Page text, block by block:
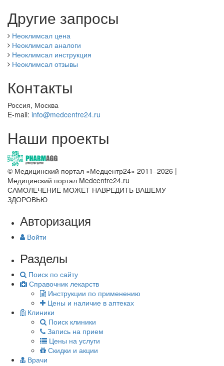
Другие запросы
Неоклимсал цена
Неоклимсал аналоги
Неоклимсал инструкция
Неоклимсал отзывы
Контакты
Россия, Москва
E-mail: info@medcentre24.ru
Наши проекты
© Медицинский портал «Медцентр24» 2011–2026 |
Медицинский портал Medcentre24.ru
САМОЛЕЧЕНИЕ МОЖЕТ НАВРЕДИТЬ ВАШЕМУ
ЗДОРОВЬЮ
Авторизация
Войти
Разделы
Поиск по сайту
Справочник лекарств
Инструкции по применению
Цены и наличие в аптеках
Клиники
Поиск клиники
Запись на прием
Цены на услуги
Скидки и акции
Врачи